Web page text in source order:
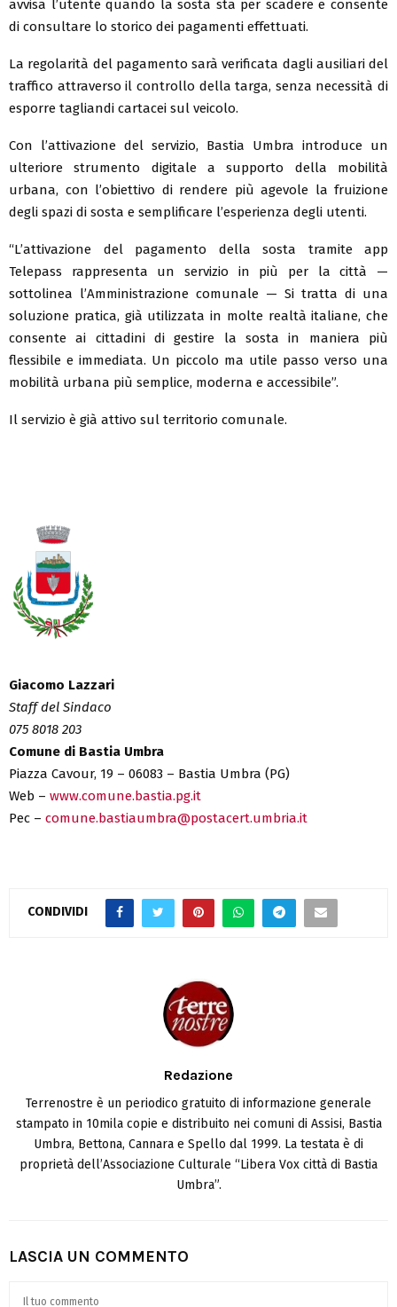
avvisa l’utente quando la sosta sta per scadere e consente
di consultare lo storico dei pagamenti effettuati.
La regolarità del pagamento sarà verificata dagli ausiliari del
traffico attraverso il controllo della targa, senza necessità di
esporre tagliandi cartacei sul veicolo.
Con l’attivazione del servizio, Bastia Umbra introduce un
ulteriore strumento digitale a supporto della mobilità
urbana, con l’obiettivo di rendere più agevole la fruizione
degli spazi di sosta e semplificare l’esperienza degli utenti.
“L’attivazione del pagamento della sosta tramite app
Telepass rappresenta un servizio in più per la città —
sottolinea l’Amministrazione comunale — Si tratta di una
soluzione pratica, già utilizzata in molte realtà italiane, che
consente ai cittadini di gestire la sosta in maniera più
flessibile e immediata. Un piccolo ma utile passo verso una
mobilità urbana più semplice, moderna e accessibile”.
Il servizio è già attivo sul territorio comunale.
Giacomo Lazzari
Staff del Sindaco
075 8018 203
Comune di Bastia Umbra
Piazza Cavour, 19 – 06083 – Bastia Umbra (PG)
Web – www.comune.bastia.pg.it
Pec – comune.bastiaumbra@postacert.umbria.it
CONDIVIDI
Redazione
Terrenostre è un periodico gratuito di informazione generale
stampato in 10mila copie e distribuito nei comuni di Assisi, Bastia
Umbra, Bettona, Cannara e Spello dal 1999. La testata è di
proprietà dell’Associazione Culturale “Libera Vox città di Bastia
Umbra”.
LASCIA UN COMMENTO